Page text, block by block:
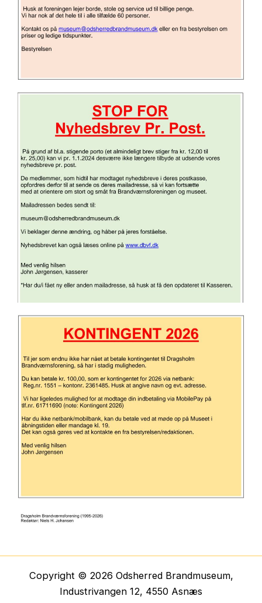
Copyright © 2026 Odsherred Brandmuseum,
Industrivangen 12, 4550 Asnæs